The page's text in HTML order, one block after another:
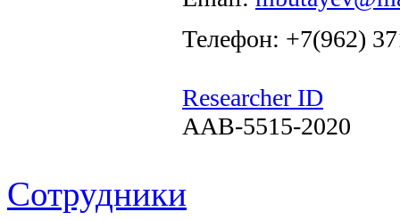
Телефон: +7(962)
Researcher ID
AAB-5515-2020
Сотрудники